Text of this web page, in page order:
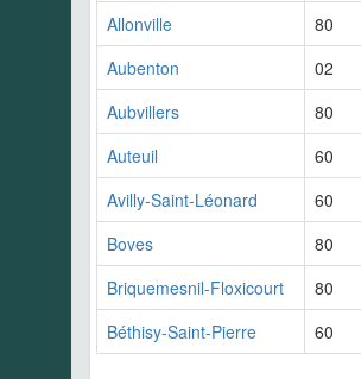
Allonville
80
Aubenton
02
Aubvillers
80
Auteuil
60
Avilly-Saint-Léonard
60
Boves
80
Briquemesnil-Floxicourt
80
Béthisy-Saint-Pierre
60